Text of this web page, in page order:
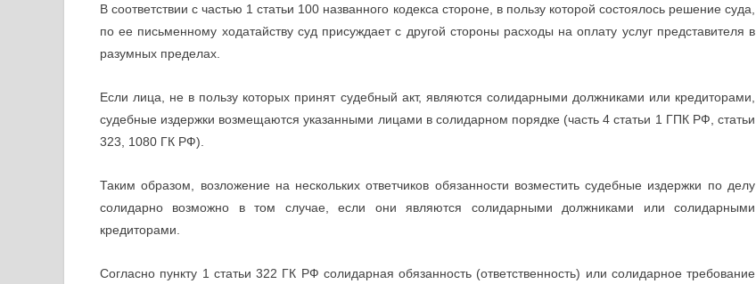
В соответствии с частью 1 статьи 100 названного кодекса стороне, в пользу которой состоялось решение суда,
по ее письменному ходатайству суд присуждает с другой стороны расходы на оплату услуг представителя в
разумных пределах.
Если лица, не в пользу которых принят судебный акт, являются солидарными должниками или кредиторами,
судебные издержки возмещаются указанными лицами в солидарном порядке (часть 4 статьи 1 ГПК РФ, статьи
323, 1080 ГК РФ).
Таким образом, возложение на нескольких ответчиков обязанности возместить судебные издержки по делу
солидарно возможно в том случае, если они являются солидарными должниками или солидарными
кредиторами.
Согласно пункту 1 статьи 322 ГК РФ солидарная обязанность (ответственность) или солидарное требование